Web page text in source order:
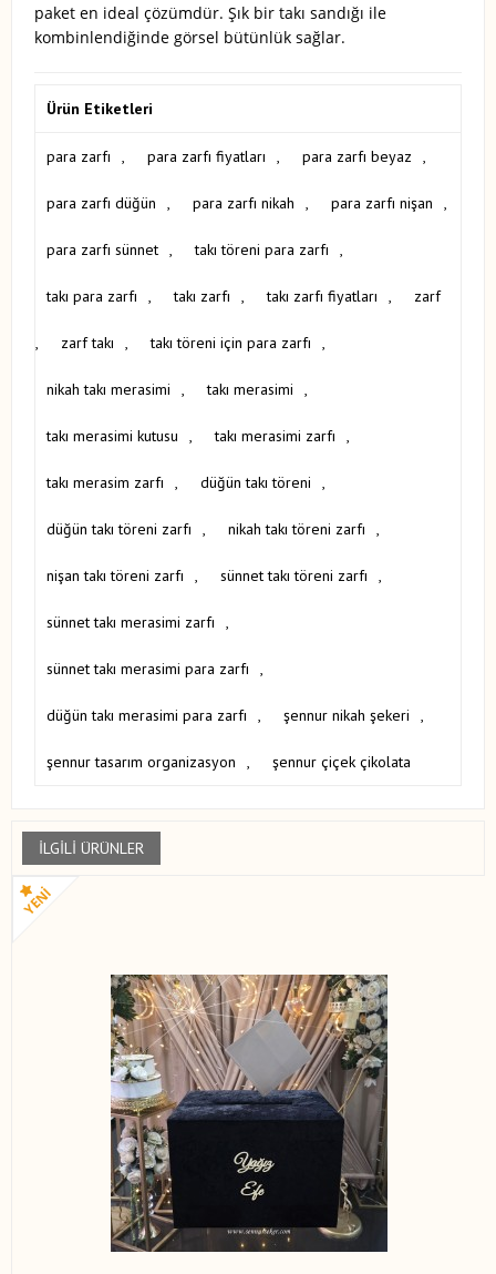
paket en ideal çözümdür. Şık bir takı sandığı ile
kombinlendiğinde görsel bütünlük sağlar.
Ürün Etiketleri
para zarfı , para zarfı fiyatları , para zarfı beyaz ,
para zarfı düğün , para zarfı nikah , para zarfı nişan ,
para zarfı sünnet , takı töreni para zarfı ,
takı para zarfı , takı zarfı , takı zarfı fiyatları , zarf
, zarf takı , takı töreni için para zarfı ,
nikah takı merasimi , takı merasimi ,
takı merasimi kutusu , takı merasimi zarfı ,
takı merasim zarfı , düğün takı töreni ,
düğün takı töreni zarfı , nikah takı töreni zarfı ,
nişan takı töreni zarfı , sünnet takı töreni zarfı ,
sünnet takı merasimi zarfı ,
sünnet takı merasimi para zarfı ,
düğün takı merasimi para zarfı , şennur nikah şekeri ,
şennur tasarım organizasyon , şennur çiçek çikolata
İLGILI ÜRÜNLER